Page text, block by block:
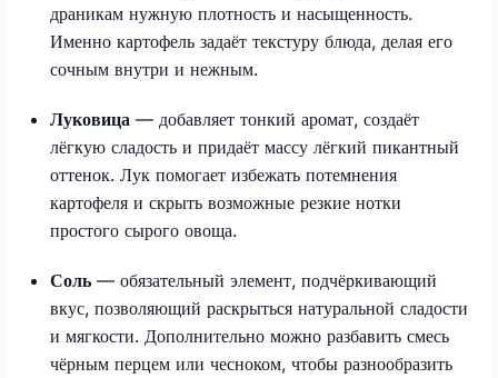
драникам нужную плотность и насыщенность.
Именно картофель задаёт текстуру блюда, делая его
сочным внутри и нежным.
Луковица — добавляет тонкий аромат, создаёт
лёгкую сладость и придаёт массу лёгкий пикантный
оттенок. Лук помогает избежать потемнения
картофеля и скрыть возможные резкие нотки
простого сырого овоща.
Соль — обязательный элемент, подчёркивающий
вкус, позволяющий раскрыться натуральной сладости
и мягкости. Дополнительно можно разбавить смесь
чёрным перцем или чесноком, чтобы разнообразить